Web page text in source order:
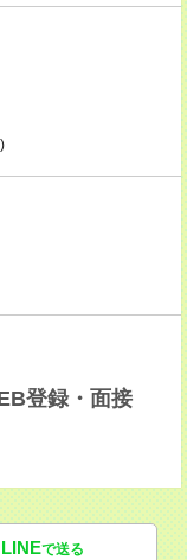
登録・面接
LINEで送る